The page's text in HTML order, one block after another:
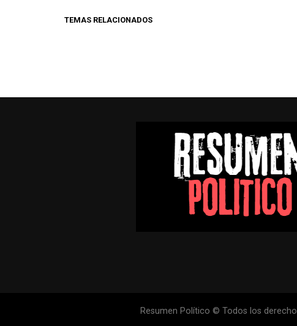
TEMAS RELACIONADOS
Resumen Político © Todos los